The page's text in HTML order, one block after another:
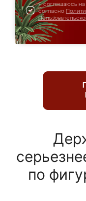
Я соглашаюсь на
согласно
по